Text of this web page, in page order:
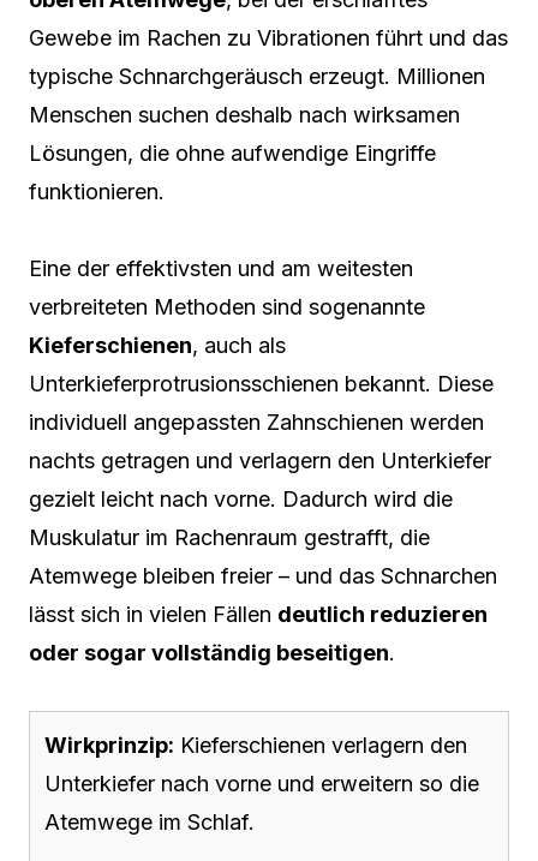
Gewebe im Rachen zu Vibrationen führt und das
typische Schnarchgeräusch erzeugt. Millionen
Menschen suchen deshalb nach wirksamen
Lösungen, die ohne aufwendige Eingriffe
funktionieren.
Eine der effektivsten und am weitesten
verbreiteten Methoden sind sogenannte
Kieferschienen, auch als
Unterkieferprotrusionsschienen bekannt. Diese
individuell angepassten Zahnschienen werden
nachts getragen und verlagern den Unterkiefer
gezielt leicht nach vorne. Dadurch wird die
Muskulatur im Rachenraum gestrafft, die
Atemwege bleiben freier – und das Schnarchen
lässt sich in vielen Fällen deutlich reduzieren
oder sogar vollständig beseitigen.
Wirkprinzip: Kieferschienen verlagern den
Unterkiefer nach vorne und erweitern so die
Atemwege im Schlaf.